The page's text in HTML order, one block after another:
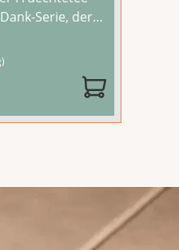
Serie, der
und
der wie ein